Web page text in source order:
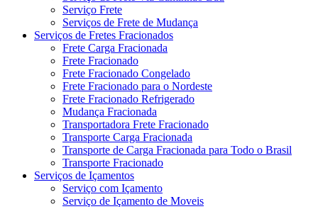
Serviço Frete
Serviços de Frete de Mudança
Serviços de Fretes Fracionados
Frete Carga Fracionada
Frete Fracionado
Frete Fracionado Congelado
Frete Fracionado para o Nordeste
Frete Fracionado Refrigerado
Mudança Fracionada
Transportadora Frete Fracionado
Transporte Carga Fracionada
Transporte de Carga Fracionada para Todo o Brasil
Transporte Fracionado
Serviços de Içamentos
Serviço com Içamento
Serviço de Içamento de Moveis